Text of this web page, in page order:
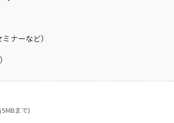
ナーなど）
まで)